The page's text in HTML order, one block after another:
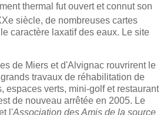
thermal fut ouvert et connut son
siècle, de nombreuses cartes
caractère laxatif des eaux. Le site
de Miers et d'Alvignac rouvrirent le
travaux de réhabilitation de
espaces verts, mini-golf et restaurant
de nouveau arrêtée en 2005. Le
l'Association des Amis de la source